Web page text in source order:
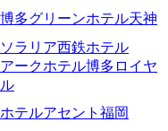
博多グリーンホテル天神
ソラリア西鉄ホテル
アークホテル博多ロイヤ
ル
ホテルアセント福岡